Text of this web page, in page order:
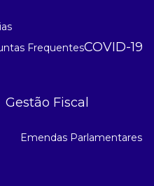
FrequentesCOVID-19
Gestão Fiscal
Emendas Parlamentares